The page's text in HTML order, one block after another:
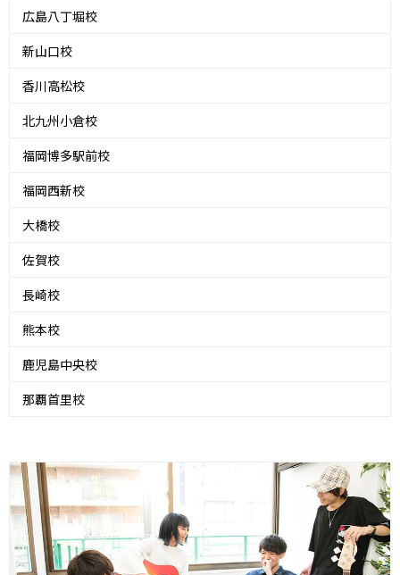
広島八丁堀校
新山口校
香川高松校
北九州小倉校
福岡博多駅前校
福岡西新校
大橋校
佐賀校
長崎校
熊本校
鹿児島中央校
那覇首里校